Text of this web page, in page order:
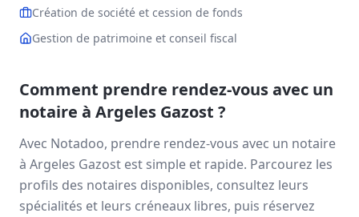
Création de société et cession de fonds
Gestion de patrimoine et conseil fiscal
Comment prendre rendez-vous avec un
notaire à Argeles Gazost ?
Avec Notadoo, prendre rendez-vous avec un notaire
à Argeles Gazost est simple et rapide. Parcourez les
profils des notaires disponibles, consultez leurs
spécialités et leurs créneaux libres, puis réservez